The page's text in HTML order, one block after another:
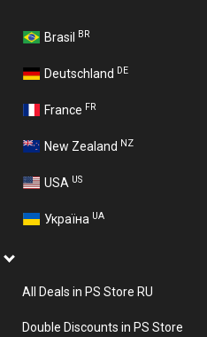
Brasil BR
Deutschland DE
France FR
New Zealand NZ
USA US
Україна UA
All Deals in PS Store RU
Double Discounts in PS Store